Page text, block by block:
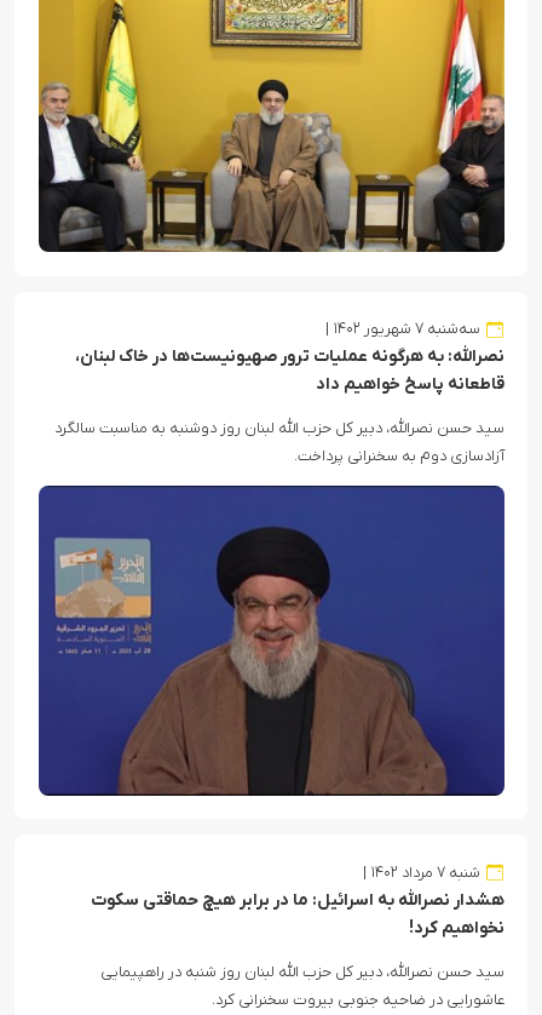
سه‌شنبه ۷ شهریور ۱۴۰۲
نصرالله: به هرگونه عملیات ترور صهیونیست‌ها در خاک لبنان،
قاطعانه پاسخ خواهیم داد
سید حسن نصرالله، دبیر کل حزب الله لبنان روز دوشنبه به مناسبت سالگرد
آزادسازی دوم به سخنرانی پرداخت.
شنبه ۷ مرداد ۱۴۰۲
هشدار نصرالله به اسرائیل: ما در برابر هیچ حماقتی سکوت
نخواهیم کرد!
سید حسن نصرالله، دبیر کل حزب الله لبنان روز شنبه در راهپیمایی
عاشورایی در ضاحیه جنوبی بیروت سخنرانی کرد.